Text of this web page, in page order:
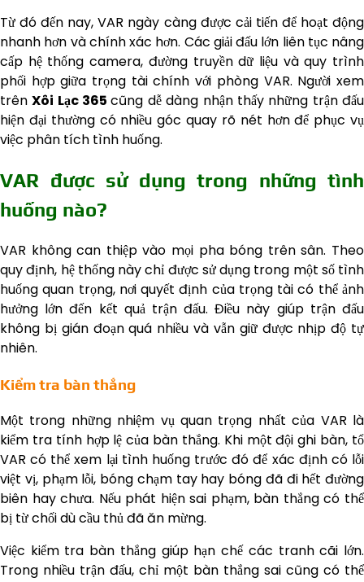
Từ đó đến nay, VAR ngày càng được cải tiến để hoạt động
nhanh hơn và chính xác hơn. Các giải đấu lớn liên tục nâng
cấp hệ thống camera, đường truyền dữ liệu và quy trình
phối hợp giữa trọng tài chính với phòng VAR. Người xem
trênXôi Lạc 365cũng dễ dàng nhận thấy những trận đấu
hiện đại thường có nhiều góc quay rõ nét hơn để phục vụ
việc phân tích tình huống.
VAR được sử dụng trong những tình
huống nào?
VAR không can thiệp vào mọi pha bóng trên sân. Theo
quy định, hệ thống này chỉ được sử dụng trong một số tình
huống quan trọng, nơi quyết định của trọng tài có thể ảnh
hưởng lớn đến kết quả trận đấu. Điều này giúp trận đấu
không bị gián đoạn quá nhiều và vẫn giữ được nhịp độ tự
nhiên.
Kiểm tra bàn thắng
Một trong những nhiệm vụ quan trọng nhất của VAR là
kiểm tra tính hợp lệ của bàn thắng. Khi một đội ghi bàn, tổ
VAR có thể xem lại tình huống trước đó để xác định có lỗi
việt vị, phạm lỗi, bóng chạm tay hay bóng đã đi hết đường
biên hay chưa. Nếu phát hiện sai phạm, bàn thắng có thể
bị từ chối dù cầu thủ đã ăn mừng.
Việc kiểm tra bàn thắng giúp hạn chế các tranh cãi lớn.
Trong nhiều trận đấu, chỉ một bàn thắng sai cũng có thể